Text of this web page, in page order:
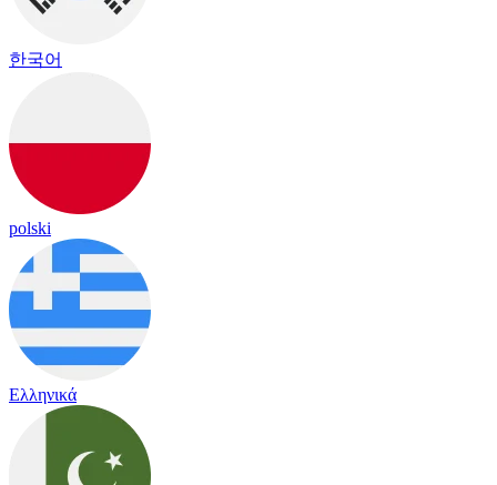
한국어
polski
Ελληνικά